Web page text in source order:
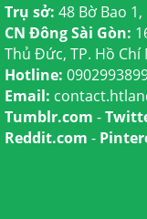
Trụ sở: 48 Bờ Bao 1,
CN Đông Sài Gòn:
Thủ Đức, TP. Hồ Chí
Hotline:
Email:
Tumblr.com -
Reddit.com -